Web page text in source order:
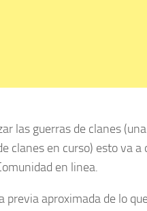
las guerras de clanes
clanes en curso) esto va
en linea.
previa aproximada de lo